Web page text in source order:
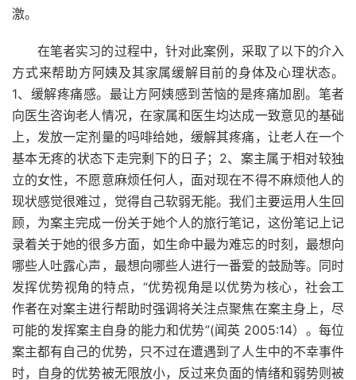
激。
在笔者实习的过程中，针对此案例，采取了以下的介入
方式来帮助方阿姨及其家属缓解目前的身体及心理状态。
1、缓解疼痛感。最让方阿姨感到苦恼的是疼痛加剧。笔者
向医生咨询老人情况，在家属和医生均达成一致意见的基础
上，发放一定剂量的吗啡给她，缓解其疼痛，让老人在一个
基本无疼的状态下走完剩下的日子；2、案主属于相对较独
立的女性，不愿意麻烦任何人，面对现在不得不麻烦他人的
现状感觉很难过，觉得自己软弱无能。我们主要运用人生回
顾，为案主完成一份关于她个人的旅行笔记，这份笔记上记
录着关于她的很多方面，如生命中最为难忘的时刻，最想向
哪些人吐露心声，最想向哪些人进行一番爱的鼓励等。同时
发挥优势视角的特点，“优势视角是以优势为核心，社会工
作者在对案主进行帮助时强调将关注点聚焦在案主身上，尽
可能的发挥案主自身的能力和优势”(闻英 2005:14）。每位
案主都有自己的优势，只不过在遭遇到了人生中的不幸事件
时，自身的优势被无限放小，反过来负面的情绪和弱势则被